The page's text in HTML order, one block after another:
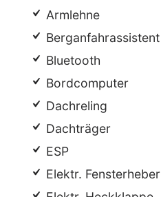
Armlehne
Berganfahrassistent
Bluetooth
Bordcomputer
Dachreling
Dachträger
ESP
Elektr. Fensterheber